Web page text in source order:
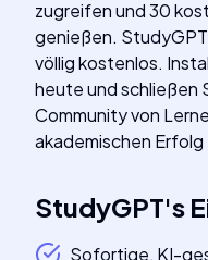
zugreifen und 30
genießen.
völlig kostenlos.
heute und schließen
Community von
akademischen Erfolg
StudyGPT's
Sofortige, KI-